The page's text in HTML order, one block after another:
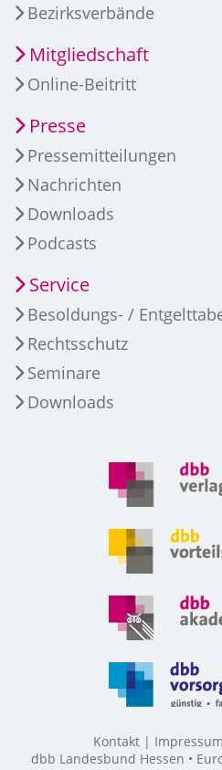
Bezirksverbände
Mitgliedschaft
Online-Beitritt
Presse
Pressemitteilungen
Nachrichten
Downloads
Podcasts
Service
Besoldungs- /
Rechtsschutz
Seminare
Downloads
Kontakt
dbb Landesbund Hessen •